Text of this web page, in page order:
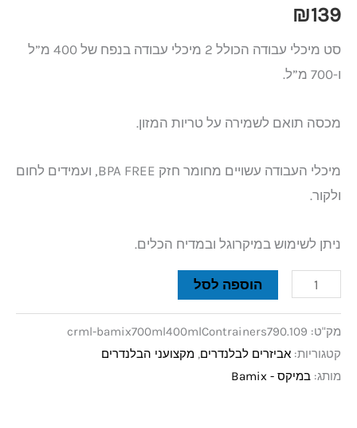
₪139
סט מיכלי עבודה הכולל 2 מיכלי עבודה בנפח של 400 מ”ל
ו-700 מ”ל.
מכסה תואם לשמירה על טריות המזון.
מיכלי העבודה עשויים מחומר חזק BPA FREE, ועמידים לחום
ולקור.
ניתן לשימוש במיקרוגל ובמדיח הכלים.
הוספה לסל
מק"ט: crml-bamix700ml400mlContrainers790.109
קטגוריות: אביזרים לבלנדרים, מקצועני הבלנדרים
מותג: במיקס - Bamix